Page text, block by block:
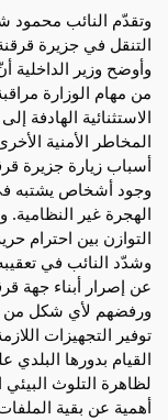
وتقدّم النائب محمود
التنقل في جزيرة
وأوضح وزير الداخلية
من مهام الوزارة
الاستثنائية الهادفة
المخاطر الأمنية
أسباب زيارة جزيرة
وجود أشخاص يشتبه
الهجرة غير
التوازن بين احترام
وشدّد النائب في
عن إصرار أبناء جهة
ورفضهم لأي شكل من
توفير التجهيزات
القيام بدورها
لظاهرة التلوث البيئي
أهمية عن بقية الملفات